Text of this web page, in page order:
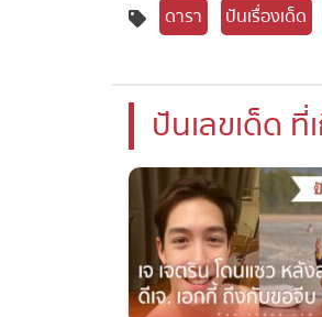
ดารา
ปันเรื่องเด็ด
ปันเลขเด็ด ที่